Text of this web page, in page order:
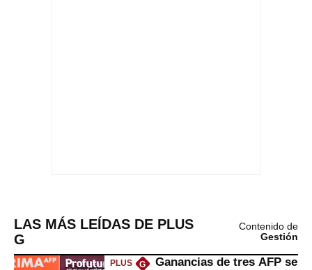
LAS MÁS LEÍDAS DE PLUS
G
Contenido de
Gestión
PLUS G
Ganancias de tres AFP se